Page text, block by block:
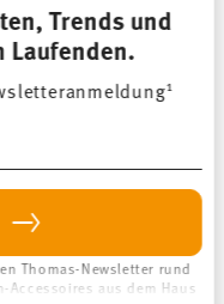
Newsletter rund
Newsletter. Weitere Infos
Trends und
Laufenden.
1
Thomas-Newsletter rund
aus dem Haus